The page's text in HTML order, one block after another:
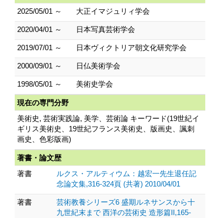
2025/05/01 ～
大正イマジュリィ学会
2020/04/01 ～ 日本写真芸術学会
2019/07/01 ～ 日本ヴィクトリア朝文化研究学会
2000/09/01 ～ 日仏美術学会
1998/05/01 ～ 美術史学会
現在の専門分野
美術史, 芸術実践論, 美学、芸術論 キーワード(19世紀イ
ギリス美術史、19世紀フランス美術史、版画史、諷刺
画史、色彩版画)
著書・論文歴
著書
ルクス・アルティウム：越宏一先生退任記
念論文集,316-324頁 (共著) 2010/04/01
著書
芸術教養シリーズ6 盛期ルネサンスから十
九世紀末まで 西洋の芸術史 造形篇II,165-